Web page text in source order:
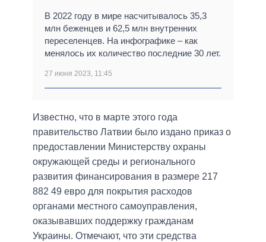
В 2022 году в мире насчитывалось 35,3
млн беженцев и 62,5 млн внутренних
переселенцев. На инфографике – как
менялось их количество последние 30 лет.
27 июня 2023, 11:45
Известно, что в марте этого года
правительство Латвии было издано приказ о
предоставлении Министерству охраны
окружающей среды и регионального
развития финансирования в размере 217
882 49 евро для покрытия расходов
органами местного самоуправления,
оказывавших поддержку гражданам
Украины. Отмечают, что эти средства